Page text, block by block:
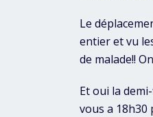
Le
entier et vu
de malade!!
Et oui la
vous a 18h30